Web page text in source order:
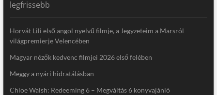
legfrissebb
Horvát Lili első angol nyelvű filmje, a Jegyzeteim a Marsról
világpremierje Velencében
Magyar nézők kedvenc filmjei 2026 első felében
Meggy a nyári hidratálásban
Chloe Walsh: Redeeming 6 – Megváltás 6 könyvajánló